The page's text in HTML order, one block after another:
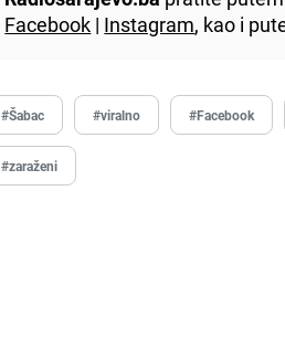
Facebook | Instagram, kao i
#Šabac #viralno #Facebook
#zaraženi